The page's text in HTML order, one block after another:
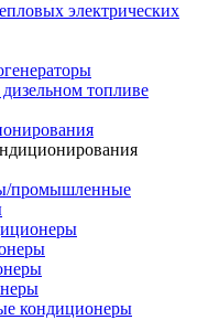
электрических
топливе
промышленные
кондиционеры